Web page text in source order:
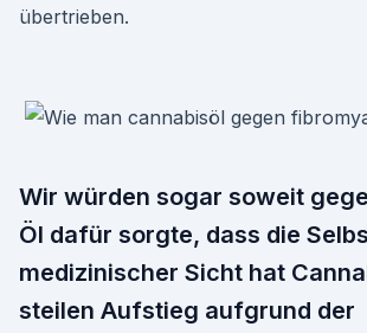
übertrieben.
Wir würden sogar soweit
Öl dafür sorgte, dass die
medizinischer Sicht hat
steilen Aufstieg aufgrund der